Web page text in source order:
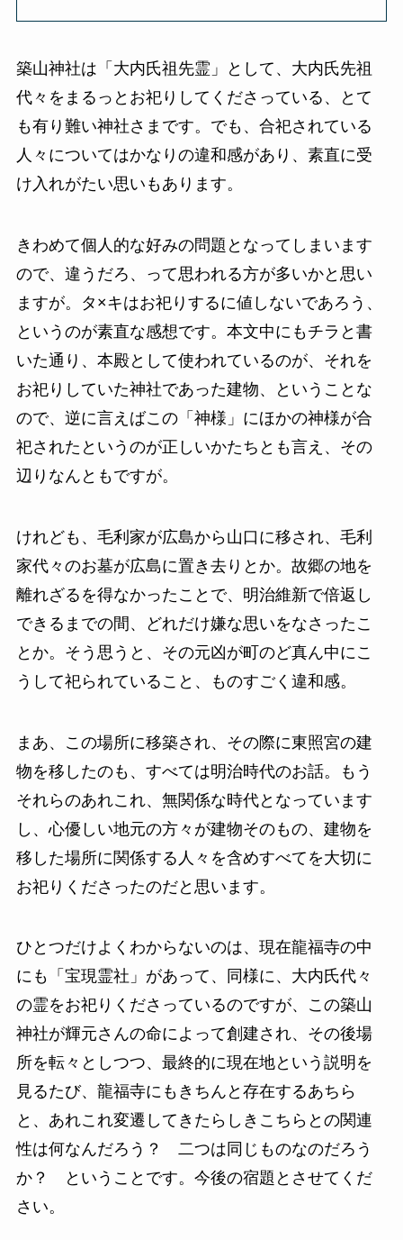
築山神社は「大内氏祖先霊」として、大内氏先祖
代々をまるっとお祀りしてくださっている、とて
も有り難い神社さまです。でも、合祀されている
人々についてはかなりの違和感があり、素直に受
け入れがたい思いもあります。
きわめて個人的な好みの問題となってしまいます
ので、違うだろ、って思われる方が多いかと思い
ますが。タ×キはお祀りするに値しないであろう、
というのが素直な感想です。本文中にもチラと書
いた通り、本殿として使われているのが、それを
お祀りしていた神社であった建物、ということな
ので、逆に言えばこの「神様」にほかの神様が合
祀されたというのが正しいかたちとも言え、その
辺りなんともですが。
けれども、毛利家が広島から山口に移され、毛利
家代々のお墓が広島に置き去りとか。故郷の地を
離れざるを得なかったことで、明治維新で倍返し
できるまでの間、どれだけ嫌な思いをなさったこ
とか。そう思うと、その元凶が町のど真ん中にこ
うして祀られていること、ものすごく違和感。
まあ、この場所に移築され、その際に東照宮の建
物を移したのも、すべては明治時代のお話。もう
それらのあれこれ、無関係な時代となっています
し、心優しい地元の方々が建物そのもの、建物を
移した場所に関係する人々を含めすべてを大切に
お祀りくださったのだと思います。
ひとつだけよくわからないのは、現在龍福寺の中
にも「宝現霊社」があって、同様に、大内氏代々
の霊をお祀りくださっているのですが、この築山
神社が輝元さんの命によって創建され、その後場
所を転々としつつ、最終的に現在地という説明を
見るたび、龍福寺にもきちんと存在するあちら
と、あれこれ変遷してきたらしきこちらとの関連
性は何なんだろう？ 二つは同じものなのだろう
か？ ということです。今後の宿題とさせてくだ
さい。